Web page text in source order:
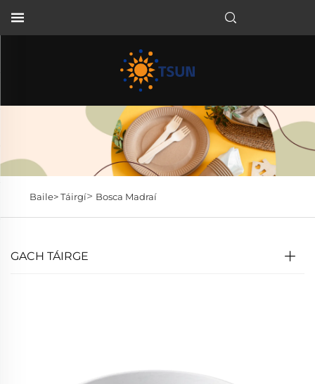
Baile>Táirgí> Bosca Madraí
GACH TÁIRGE